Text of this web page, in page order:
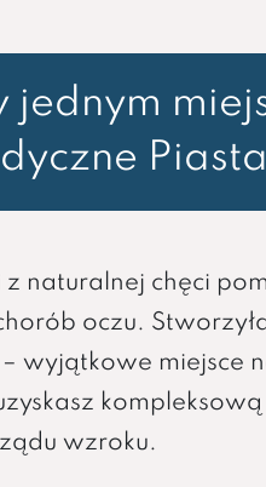
jednym
z naturalnej chęci
oczu.
wyjątkowe miejsce
wzroku.